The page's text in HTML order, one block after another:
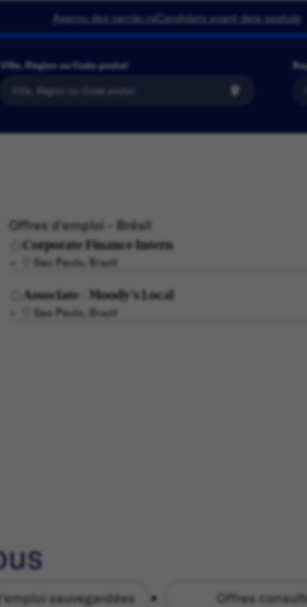
Aperçu des carrièresCandidats ayant deja postule
Ville, Région ou Code postal
Offres d'emploi - Brésil
Corporate Finance Intern
Sao Paulo, Brazil
Associate - Moody's Local
Sao Paulo, Brazil
sauvegardées Offres